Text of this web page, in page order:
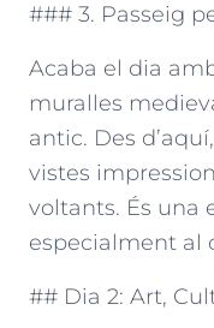
### 3. Passeig
Acaba el dia
muralles
antic. Des
vistes
voltants. És una
especialment al
## Dia 2: Art,